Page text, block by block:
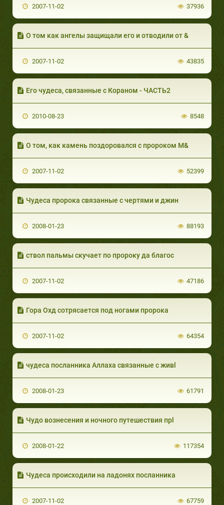
2007-11-02 37936
О том как ангелы защищали его и отводили от &
2007-11-02 43835
Его чудеса, связанные с Кораном - ЧАСТЬ2
2010-08-23 8548
О том, как камень поздоровался с пророком М&
2007-11-02 52399
Чудеса пророка связанные с чертями и джин
2008-01-23 88193
ствол пальмы скучает по пророку да благос
2007-11-02 47186
Гора Охд сотрясается под ногами пророка
2007-11-02 64354
чудеса посланника Аллаха связанные с живl
2008-01-23 61791
Чудо вознесения и ночного путешествия прl
2008-01-22 117354
Чудеса происходили на ладонях посланника
2007-11-02 67759